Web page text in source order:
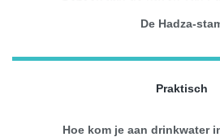
De Hadza-
Praktisch
Hoe kom je aan drinkwater